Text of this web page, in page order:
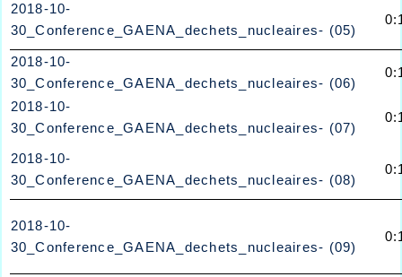
2018-10-
30_Conference_GAENA_dechets_nucleaires- (05)
2018-10-
30_Conference_GAENA_dechets_nucleaires- (06)
2018-10-
30_Conference_GAENA_dechets_nucleaires- (07)
2018-10-
30_Conference_GAENA_dechets_nucleaires- (08)
2018-10-
30_Conference_GAENA_dechets_nucleaires- (09)